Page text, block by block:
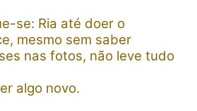
se: Ria até doer o
mesmo sem saber
nas fotos, não leve tudo
algo novo.